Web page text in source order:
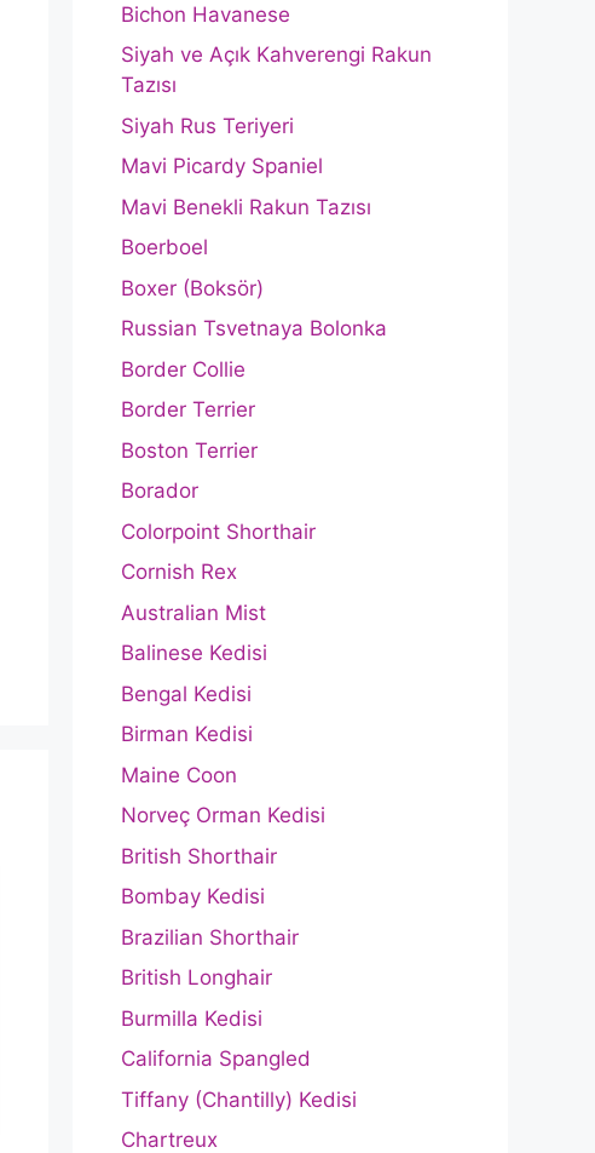
Bichon Havanese
Siyah ve Açık Kahverengi Rakun
Tazısı
Siyah Rus Teriyeri
Mavi Picardy Spaniel
Mavi Benekli Rakun Tazısı
Boerboel
Boxer (Boksör)
Russian Tsvetnaya Bolonka
Border Collie
Border Terrier
Boston Terrier
Borador
Colorpoint Shorthair
Cornish Rex
Australian Mist
Balinese Kedisi
Bengal Kedisi
Birman Kedisi
Maine Coon
Norveç Orman Kedisi
British Shorthair
Bombay Kedisi
Brazilian Shorthair
British Longhair
Burmilla Kedisi
California Spangled
Tiffany (Chantilly) Kedisi
Chartreux